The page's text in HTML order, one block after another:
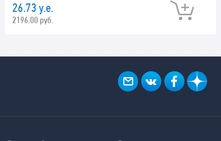
26.73 у.е.
2196.00 руб.